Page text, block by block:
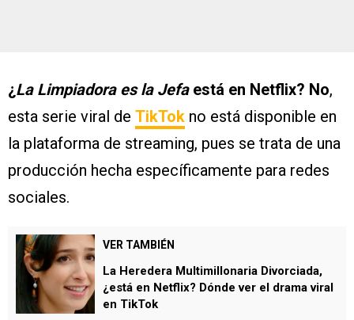
¿La Limpiadora es la Jefa está en Netflix? No,
esta serie viral de TikTok no está disponible en
la plataforma de streaming, pues se trata de una
producción hecha específicamente para redes
sociales.
VER TAMBIÉN
La Heredera Multimillonaria Divorciada,
¿está en Netflix? Dónde ver el drama viral
en TikTok